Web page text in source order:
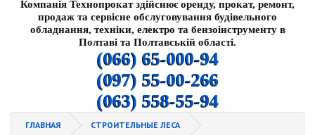
Компанія Технопрокат здійснює оренду, прокат, ремонт,
продаж та сервісне обслуговування будівельного
обладнання, техніки, електро та бензоінструменту в
Полтаві та Полтавській області.
(066) 65-000-94
(097) 55-00-266
(063) 558-55-94
ГЛАВНАЯ СТРОИТЕЛЬНЫЕ ЛЕСА